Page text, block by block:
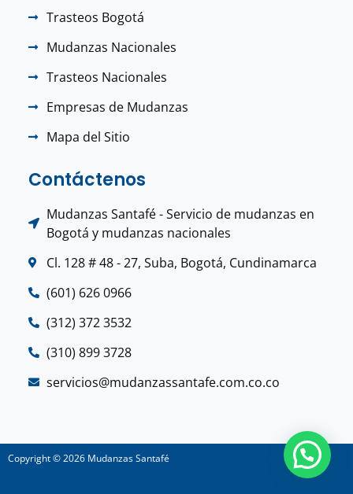
Trasteos Bogotá
Mudanzas Nacionales
Trasteos Nacionales
Empresas de Mudanzas
Mapa del Sitio
Contáctenos
Mudanzas Santafé - Servicio de mudanzas en
Bogotá y mudanzas nacionales
Cl. 128 # 48 - 27, Suba, Bogotá, Cundinamarca
(601) 626 0966
(312) 372 3532
(310) 899 3728
servicios@mudanzassantafe.com.co.co
Copyright © 2026 Mudanzas Santafé